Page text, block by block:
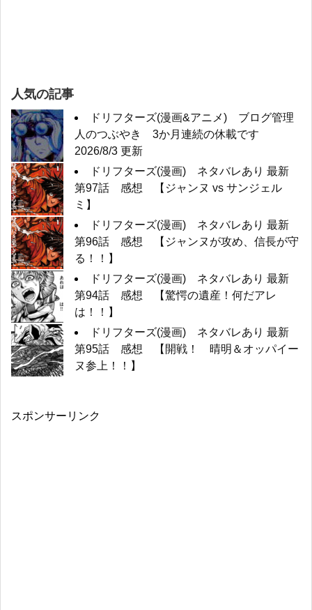
人気の記事
ドリフターズ(漫画&アニメ) ブログ管理
人のつぶやき 3か月連続の休載です
2026/8/3 更新
ドリフターズ(漫画) ネタバレあり 最新
第97話 感想 【ジャンヌ vs サンジェル
ミ】
ドリフターズ(漫画) ネタバレあり 最新
第96話 感想 【ジャンヌが攻め、信長が守
る！！】
ドリフターズ(漫画) ネタバレあり 最新
第94話 感想 【驚愕の遺産！何だアレ
は！！】
ドリフターズ(漫画) ネタバレあり 最新
第95話 感想 【開戦！ 晴明＆オッパイー
ヌ参上！！】
スポンサーリンク